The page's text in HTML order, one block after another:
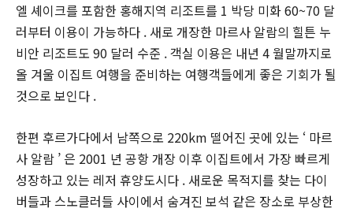
엘 셰이크를 포함한 홍해지역 리조트를 1 박당 미화 60~70 달
러부터 이용이 가능하다 . 새로 개장한 마르사 알람의 힐튼 누
비안 리조트도 90 달러 수준 . 객실 이용은 내년 4 월말까지로
올 겨울 이집트 여행을 준비하는 여행객들에게 좋은 기회가 될
것으로 보인다 .
한편 후르가다에서 남쪽으로 220km 떨어진 곳에 있는 ‘ 마르
사 알람 ’ 은 2001 년 공항 개장 이후 이집트에서 가장 빠르게
성장하고 있는 레저 휴양도시다 . 새로운 목적지를 찾는 다이
버들과 스노클러들 사이에서 숨겨진 보석 같은 장소로 부상한